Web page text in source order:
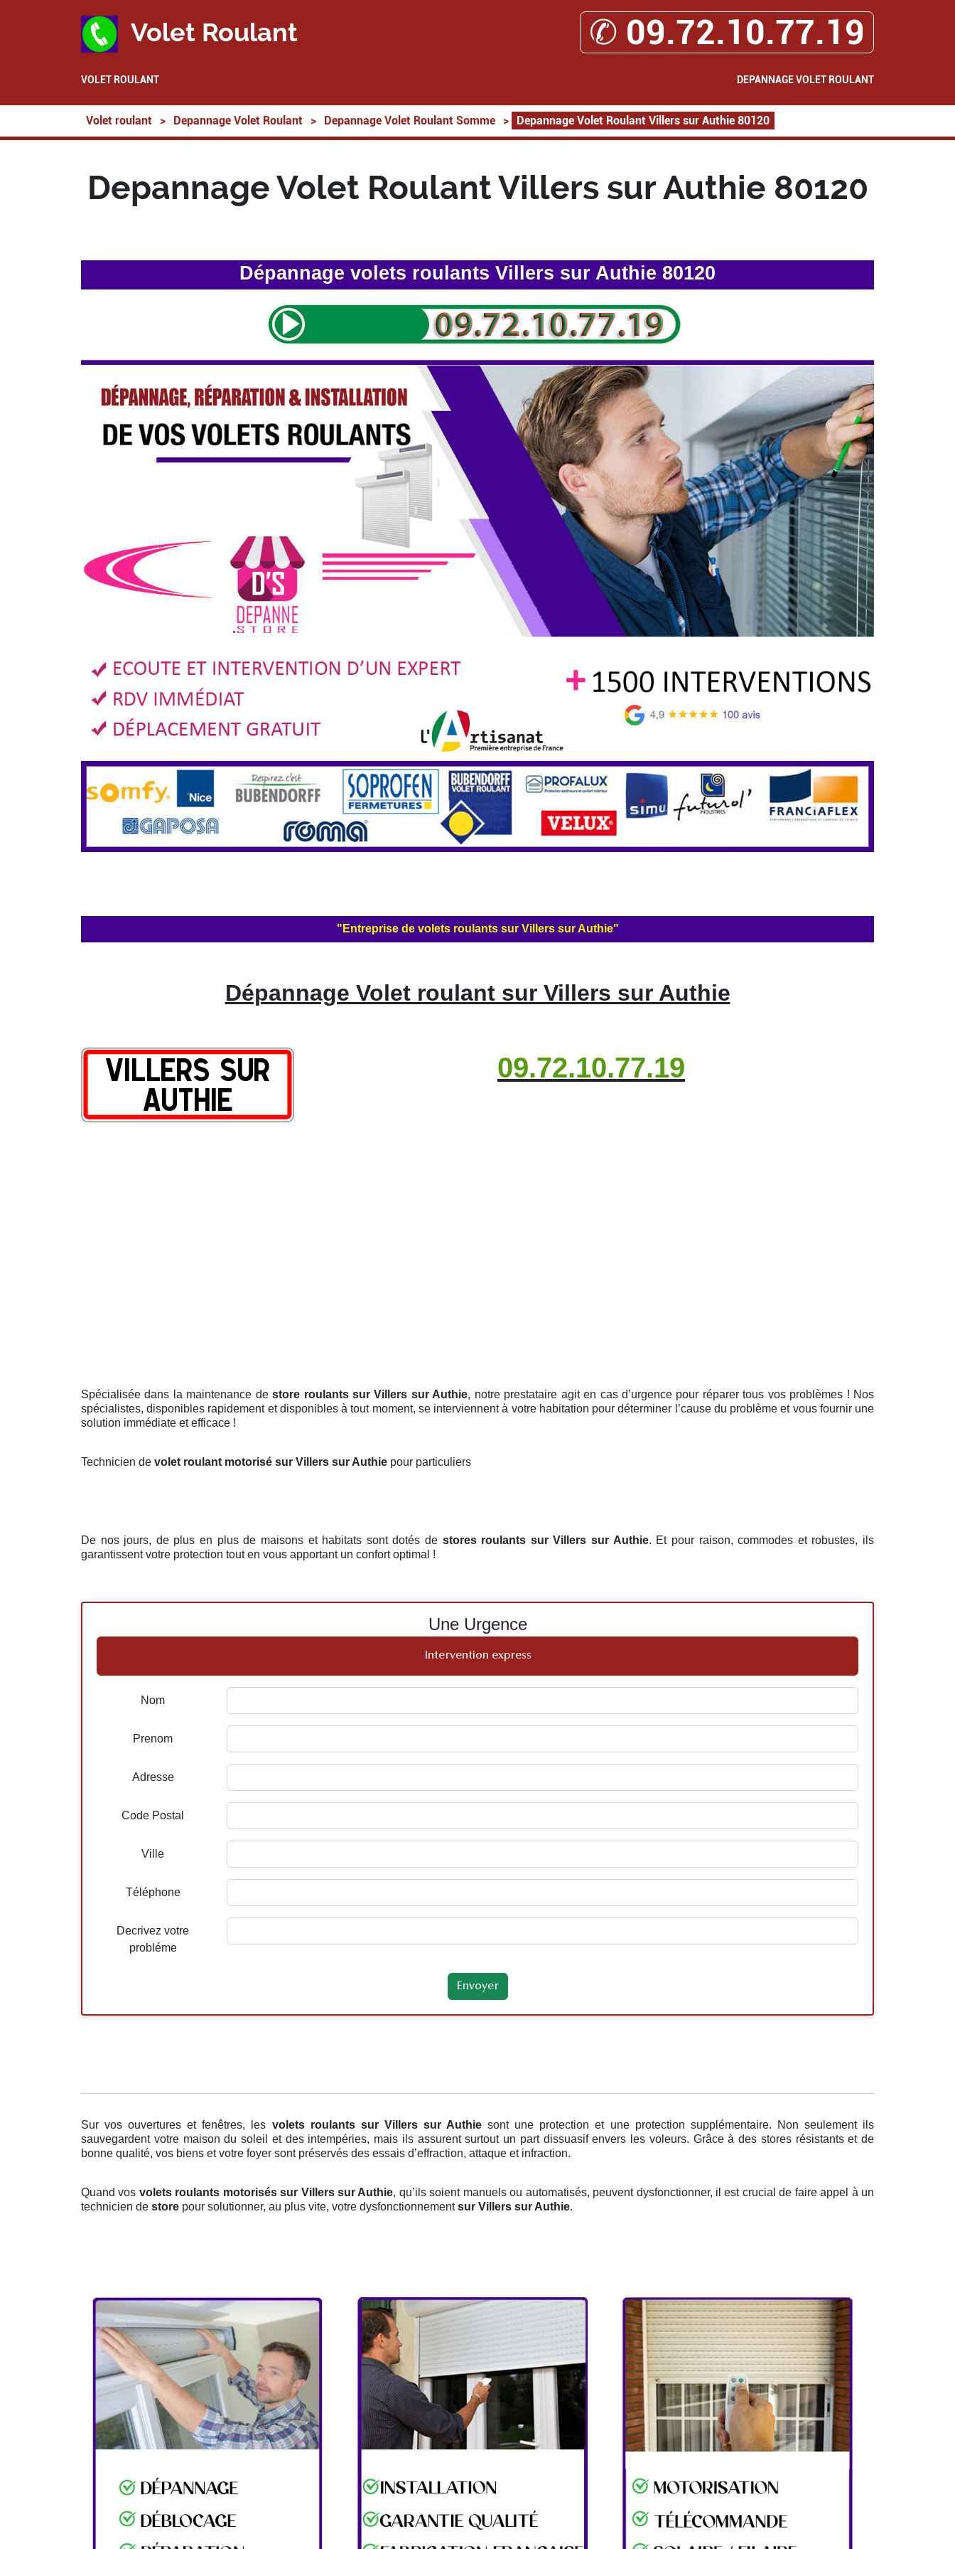
Volet Roulant ✆ 09.72.10.77.19
VOLET ROULANT DEPANNAGE VOLET ROULANT
Volet roulant > Depannage Volet Roulant > Depannage Volet Roulant Somme > Depannage Volet Roulant Villers sur Authie 80120
Depannage Volet Roulant Villers sur Authie 80120
Dépannage volets roulants Villers sur Authie 80120
"Entreprise de volets roulants sur Villers sur Authie"
Dépannage Volet roulant sur Villers sur Authie
09.72.10.77.19
Spécialisée dans la maintenance destore roulants sur Villers sur Authie, notre prestataire agit en cas d’urgence pour réparer tous vos problèmes ! Nos
spécialistes, disponibles rapidement et disponibles à tout moment, se interviennent à votre habitation pour déterminer l’cause du problème et vous fournir une
solution immédiate et efficace !
Technicien de volet roulant motorisé sur Villers sur Authie pour particuliers
De nos jours, de plus en plus de maisons et habitats sont dotés de stores roulants sur Villers sur Authie. Et pour raison, commodes et robustes, ils
garantissent votre protection tout en vous apportant un confort optimal !
Une Urgence
Intervention express
Nom
Prenom
Adresse
Code Postal
Ville
Téléphone
Decrivez votre
probléme
Sur vos ouvertures et fenêtres, les volets roulants sur Villers sur Authiesont une protection et une protection supplémentaire. Non seulement ils
sauvegardent votre maison du soleil et des intempéries, mais ils assurent surtout un part dissuasif envers les voleurs. Grâce à des stores résistants et de
bonne qualité, vos biens et votre foyer sont préservés des essais d’effraction, attaque et infraction.
Quand vos volets roulants motorisés sur Villers sur Authie, qu’ils soient manuels ou automatisés, peuvent dysfonctionner, il est crucial de faire appel à un
technicien de store pour solutionner, au plus vite, votre dysfonctionnementsur Villers sur Authie.